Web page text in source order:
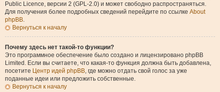
Public Licence, версии 2 (GPL-2.0) и может свободно распространяться.
Для получения более подробных сведений перейдите по ссылке About
phpBB.
Вернуться к началу
Почему здесь нет такой-то функции?
Это программное обеспечение было создано и лицензировано phpBB
Limited. Если вы считаете, что какая-то функция должна быть добавлена,
посетите Центр идей phpBB, где можно отдать свой голос за уже
поданные идеи или предложить собственные.
Вернуться к началу